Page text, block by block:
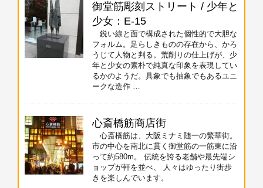
御堂筋彫刻ストリート / 少年と
少女：E-15
鋭い線と面で構成された個性的で大胆な
フォルム。足らしきものの存在から、かろ
うじて人物と判る。荒削りの仕上げが、少
年と少女の素朴で純真な印象を表現してい
るかのようだ。具象でも抽象でもあるユニ
ークな造作 …
心斎橋筋商店街
心斎橋筋は、大阪ミナミ随一の繁華街。
市の中心を南北に貫く御堂筋の一筋東に沿
って約580m。 伝統を誇る老舗や最先端シ
ョップが軒を並べ、 人々はゆったり街歩
きを楽しんでいます。